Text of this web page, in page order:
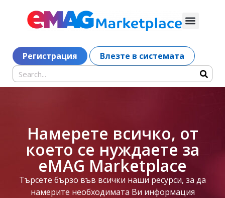
Регистрация Влезте в системата
Намерете всичко, от
което се нуждаете за
eMAG Marketplace
Търсете бързо във всички наши ресурси, за да
намерите необходимата Ви информация